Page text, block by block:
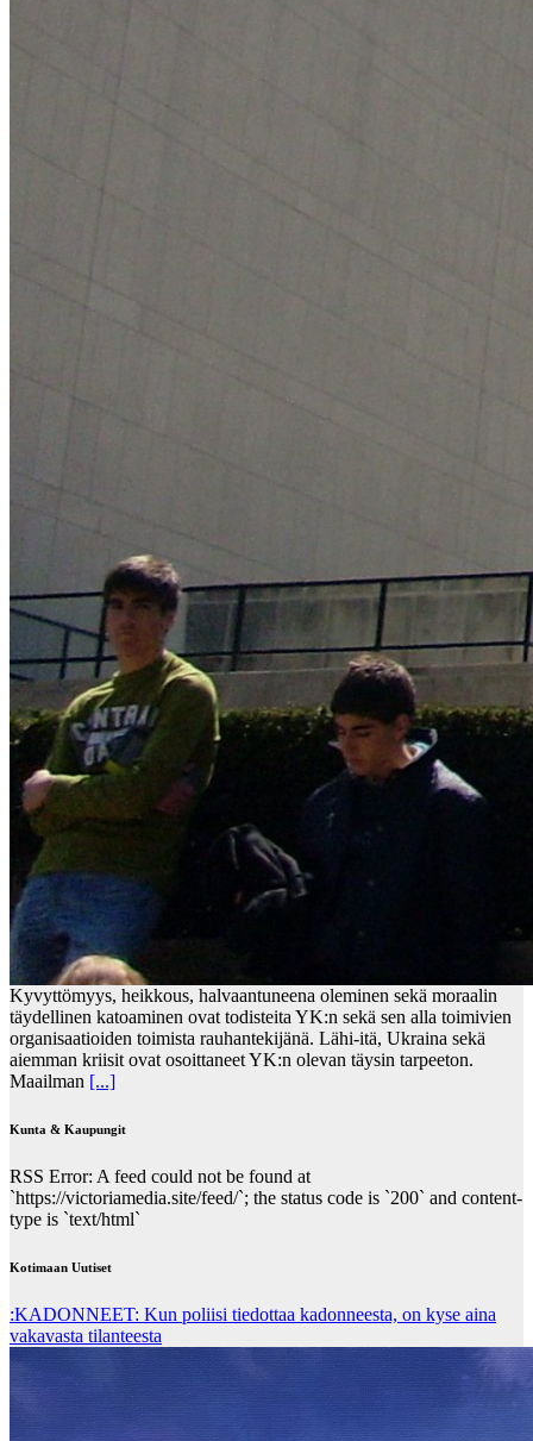
Kyvyttömyys, heikkous, halvaantuneena oleminen sekä moraalin
täydellinen katoaminen ovat todisteita YK:n sekä sen alla toimivien
organisaatioiden toimista rauhantekijänä. Lähi-itä, Ukraina sekä
aiemman kriisit ovat osoittaneet YK:n olevan täysin tarpeeton.
Maailman [...]
Kunta & Kaupungit
RSS Error: A feed could not be found at
`https://victoriamedia.site/feed/`; the status code is `200` and content-
type is `text/html`
Kotimaan Uutiset
:KADONNEET: Kun poliisi tiedottaa kadonneesta, on kyse aina
vakavasta tilanteesta